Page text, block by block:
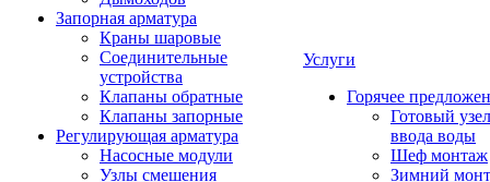
Запорная арматура
Краны шаровые
Соединительные
устройства
Клапаны обратные
Клапаны запорные
Регулирующая арматура
Насосные модули
Узлы смешения
Услуги
Горячее
Готовый узел
ввода воды
Шеф монтаж
Зимний